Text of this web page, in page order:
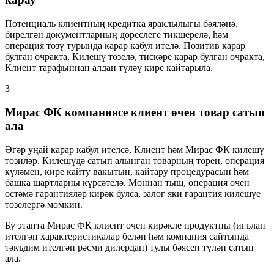
Потенциаль клиентның кредитка яраклылыгы бәяләнә,
бирелгән документларның дөреслеге тикшерелә, һәм
операция төзү турында карар кабул ителә. Позитив карар
булган очракта, Килешү төзелә, тискәре карар булган очракта,
Клиент тарафыннан алдан түләү кире кайтарыла.
3
Мирас ФК компаниясе клиент өчен товар сатып
ала
Әгәр уңай карар кабул ителсә, Клиент һәм Мирас ФК килешү
төзиләр. Килешүдә сатып алынган товарның төрен, операция
күләмен, кире кайту вакытын, кайтару процедурасын һәм
башка шартларны күрсәтелә. Моннан тыш, операция өчен
өстәмә гарантияләр кирәк булса, залог яки гарантия килешүе
төзелергә мөмкин.
Бу этапта Мирас ФК клиент өчен кирәкле продуктны (игълан
ителгән характеристикалар белән һәм компания сайтында
тәкъдим ителгән рәсми дилердан) тулы бәясен түләп сатып
ала.